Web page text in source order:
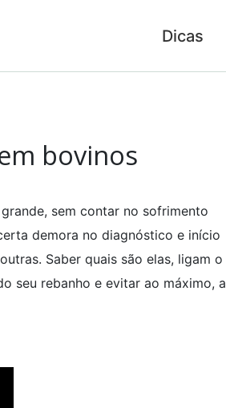
Dicas
bovinos
sem contar no sofrimento
demora no diagnóstico e início
Saber quais são elas, ligam o
seu rebanho e evitar ao máximo, a